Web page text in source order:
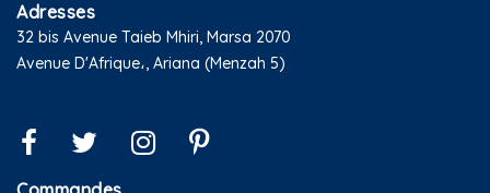
Adresses
32 bis Avenue Taieb Mhiri, Marsa 2070
Avenue D'Afrique،, Ariana (Menzah 5)